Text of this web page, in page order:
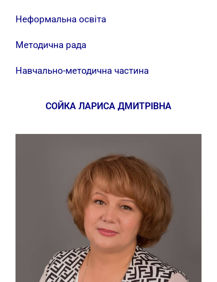
Неформальна освіта
Методична рада
Навчально-методична частина
СОЙКА ЛАРИСА ДМИТРІВНА